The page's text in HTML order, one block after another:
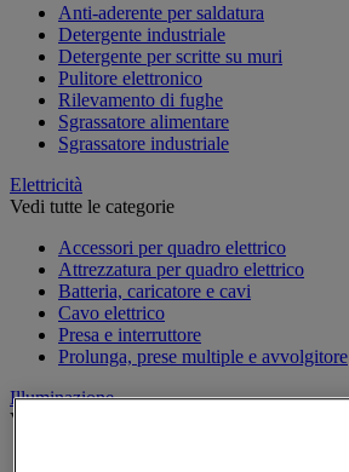
Anti-aderente per saldatura
Detergente industriale
Detergente per scritte su muri
Pulitore elettronico
Rilevamento di fughe
Sgrassatore alimentare
Sgrassatore industriale
Elettricità
Vedi tutte le categorie
Accessori per quadro elettrico
Attrezzatura per quadro elettrico
Batteria, caricatore e cavi
Cavo elettrico
Presa e interruttore
Prolunga, prese multiple e avvolgitore
Illuminazione
Vedi tutte le categorie